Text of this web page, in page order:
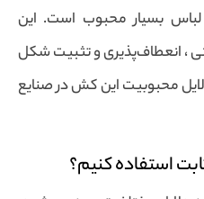
لباس بسیار محبوب است. این
، انعطاف‌پذیری و تثبیت شکل
محبوبیت این کش در صنایع
استفاده کنیم؟